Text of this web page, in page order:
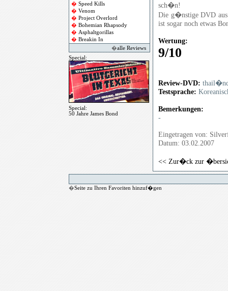
� Speed Kills
� Venom
� Project Overlord
� Bohemian Rhapsody
� Asphaltgorillas
� Breakin In
�alle Reviews
Special:
Special:
50 Jahre James Bond
sch�n!
Die g�nstige DVD aus
ist sogar noch etwas
Wertung:
9/10
Review-DVD:
Testsprache:
Bemerkungen:
-
Eingetragen von:
Datum: 03.02.2007
<< Zur�ck zur
�Seite zu Ihren Favoriten hinzuf�gen